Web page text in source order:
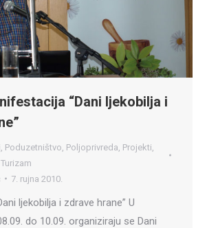
“Dani ljekobilja i
Poduzetništvo Poljoprivreda Projekti
Turizam
7. rujna 2010.
ljekobilja i zdrave hrane” U
do 10.09. organiziraju se Dani